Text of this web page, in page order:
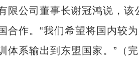
公司董事长谢冠鸿说，该
合作。“我们希望将国内较
体系输出到东盟国家。”（完